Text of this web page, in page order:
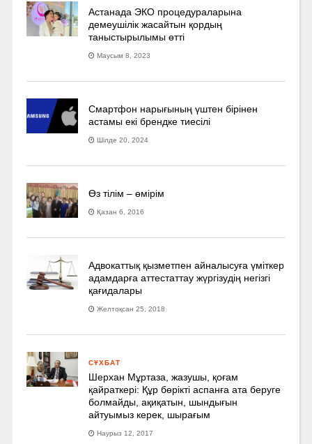
Астанада ЭКО процедураларына
демеушілік жасайтын қордың
таныстырылымы өтті
Маусым 8, 2023
Смартфон нарығының үштен бірінен
астамы екі брендке тиесілі
Шілде 20, 2024
Өз тілім – өмірім
Қазан 6, 2016
Адвокаттық қызметпен айналысуға үмiткер
адамдарға аттестаттау жүргізудің негізгі
қағидалары
Желтоқсан 25, 2018
СҰХБАТ
Шерхан Мұртаза, жазушы, қоғам
қайраткері: Құр бөрікті аспанға ата беруге
болмайды, ақиқатын, шындығын
айтуымыз керек, шырағым
Наурыз 12, 2017